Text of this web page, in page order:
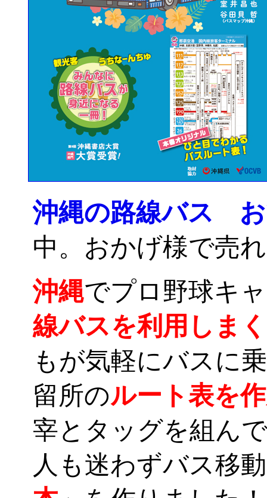
沖縄の路線バス
中。おかげ様で売
沖縄でプロ野球キ
線バスを利用しま
もが気軽にバスに
留所のルート表を
宰とタッグを組ん
人も迷わずバス移